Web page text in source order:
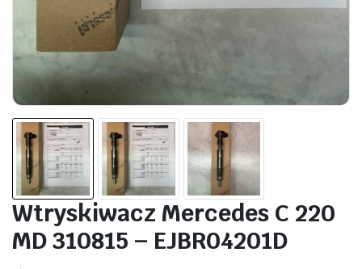
Wtryskiwacz Mercedes C 220
MD 310815 – EJBR04201D